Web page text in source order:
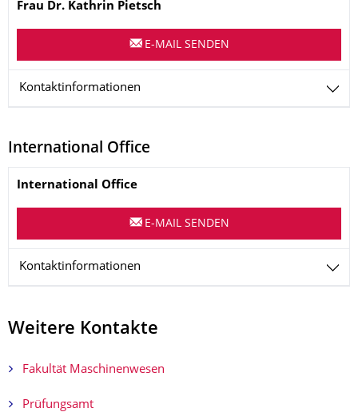
Frau Dr. Kathrin Pietsch
E-MAIL SENDEN
Kontaktinformationen
International Office
Name
International Office
E-MAIL SENDEN
Kontaktinformationen
Weitere Kontakte
Fakultät Maschinenwesen
Prüfungsamt